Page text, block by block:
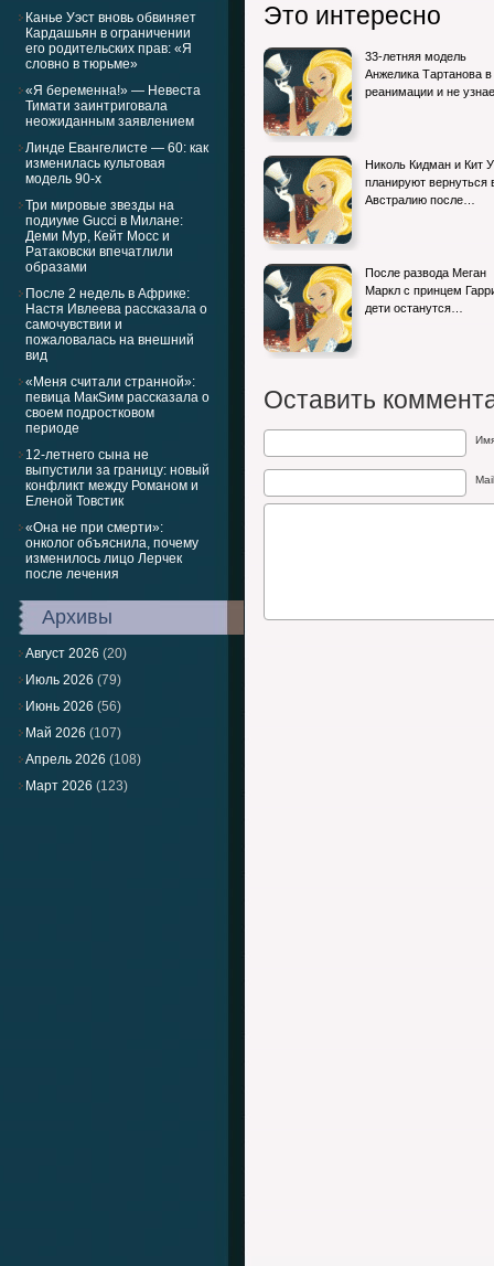
Канье Уэст вновь обвиняет
Кардашьян в ограничении
его родительских прав: «Я
словно в тюрьме»
«Я беременна!» — Невеста
Тимати заинтриговала
неожиданным заявлением
Линде Евангелисте — 60: как
изменилась культовая
модель 90-х
Три мировые звезды на
подиуме Gucci в Милане:
Деми Мур, Кейт Мосс и
Ратаковски впечатлили
образами
После 2 недель в Африке:
Настя Ивлеева рассказала о
самочувствии и
пожаловалась на внешний
вид
«Меня считали странной»:
певица МакSим рассказала о
своем подростковом
периоде
12-летнего сына не
выпустили за границу: новый
конфликт между Романом и
Еленой Товстик
«Она не при смерти»:
онколог объяснила, почему
изменилось лицо Лерчек
после лечения
Архивы
Август 2026 (20)
Июль 2026 (79)
Июнь 2026 (56)
Май 2026 (107)
Апрель 2026 (108)
Март 2026 (123)
Это интересно
33-летняя модель
Анжелика Тартанова в
реанимации и не
Николь Кидман и Кит
планируют вернуться
Австралию после…
После развода Меган
Маркл с принцем
дети останутся…
Оставить